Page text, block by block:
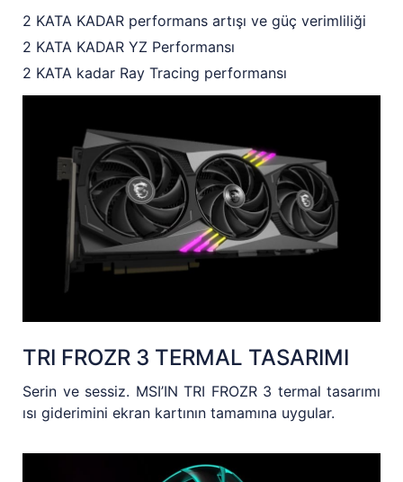
2 KATA KADAR performans artışı ve güç verimliliği
2 KATA KADAR YZ Performansı
2 KATA kadar Ray Tracing performansı
TRI FROZR 3 TERMAL TASARIMI
Serin ve sessiz. MSI’IN TRI FROZR 3 termal tasarımı
ısı giderimini ekran kartının tamamına uygular.